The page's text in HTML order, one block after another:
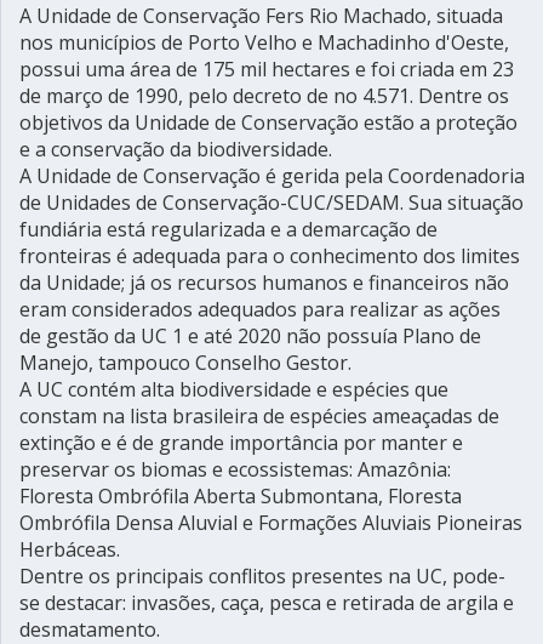
A Unidade de Conservação Fers Rio Machado, situada
nos municípios de Porto Velho e Machadinho d'Oeste,
possui uma área de 175 mil hectares e foi criada em 23
de março de 1990, pelo decreto de no 4.571. Dentre os
objetivos da Unidade de Conservação estão a proteção
e a conservação da biodiversidade.
A Unidade de Conservação é gerida pela Coordenadoria
de Unidades de Conservação-CUC/SEDAM. Sua situação
fundiária está regularizada e a demarcação de
fronteiras é adequada para o conhecimento dos limites
da Unidade; já os recursos humanos e financeiros não
eram considerados adequados para realizar as ações
de gestão da UC 1 e até 2020 não possuía Plano de
Manejo, tampouco Conselho Gestor.
A UC contém alta biodiversidade e espécies que
constam na lista brasileira de espécies ameaçadas de
extinção e é de grande importância por manter e
preservar os biomas e ecossistemas: Amazônia:
Floresta Ombrófila Aberta Submontana, Floresta
Ombrófila Densa Aluvial e Formações Aluviais Pioneiras
Herbáceas.
Dentre os principais conflitos presentes na UC, pode-
se destacar: invasões, caça, pesca e retirada de argila e
desmatamento.